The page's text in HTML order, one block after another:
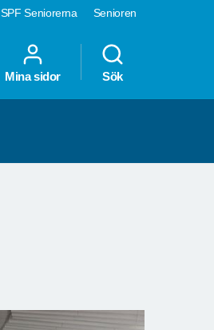
SPF Seniorerna Senioren
Mina sidor Sök